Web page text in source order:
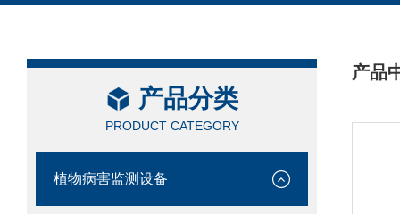
产品分类
PRODUCT CATEGORY
植物病害监测设备
产品
/